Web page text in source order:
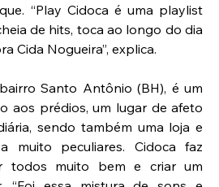
“Play Cidoca é uma playlist
de hits, toca ao longo do dia
Cida Nogueira”, explica.
Santo Antônio (BH), é um
aos prédios, um lugar de afeto
sendo também uma loja e
muito peculiares. Cidoca faz
todos muito bem e criar um